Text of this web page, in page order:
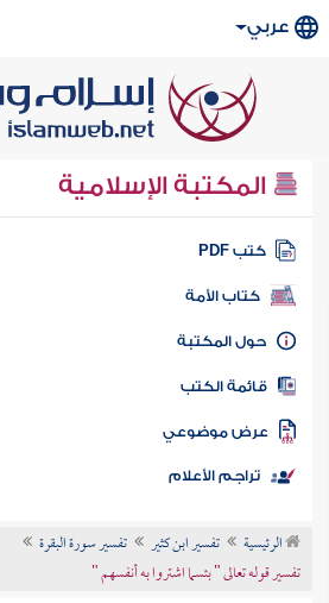
عربي
المكتبة الإسلامية
كتب PDF
كتاب الأمة
المكتبة
الكتب
موضوعي
تراجم الأعلام
الرئيسية تفسير ابن كثير
تفسير سورة البقرة
تفسير قوله تعالى " بئسما اشتروا به أنفسهم "